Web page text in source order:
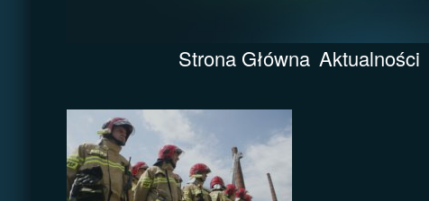
Strona Główna Aktualności